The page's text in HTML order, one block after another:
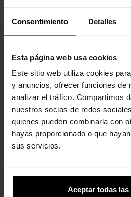
Consentimiento Detalles
Esta página web usa cookies
Este sitio web utiliza cookies
y anuncios, ofrecer funciones de
analizar el tráfico. Compartimos
nuestros socios de redes
quienes pueden combinarla con
hayas proporcionado o que
sus servicios.
Aceptar todas las
Pêssego
4,99 € 3,99 €